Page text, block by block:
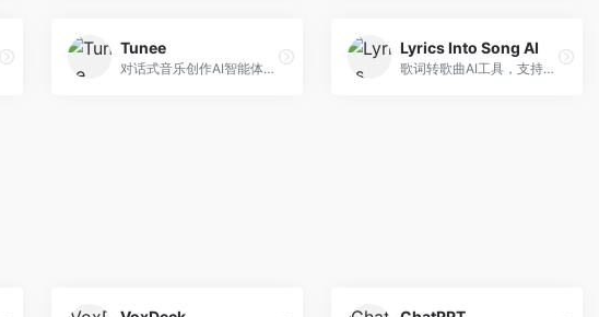
Tunee
对话式音乐创作AI智能体，支持自然语言交互创作。面向音乐爱好者，通过对话方式完成音乐创作，交互体验友好，创作过程直观。
Lyrics Into Song AI
歌词转歌曲AI工具，支持将歌词转化为完整歌曲。面向歌词创作者和音乐爱好者，提供歌词谱曲、编曲制作等服务，歌词音乐化效率高。